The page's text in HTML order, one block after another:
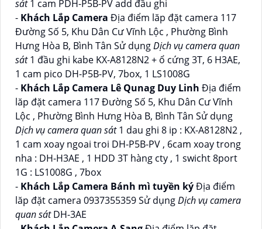
sát1 cam PDH-P5B-PV add đầu ghi
- Khách Lắp Camera Địa điểm lăp đặt camera 117
Đường Số 5, Khu Dân Cư Vĩnh Lộc , Phường Bình
Hưng Hòa B, Bình Tân Sử dụngDịch vụ camera quan
sát1 đầu ghi kabe KX-A8128N2 + ổ cứng 3T, 6 H3AE,
1 cam pico DH-P5B-PV, 7box, 1 LS1008G
- Khách Lắp Camera Lê Qunag Duy Linh Địa điểm
lăp đặt camera 117 Đường Số 5, Khu Dân Cư Vĩnh
Lộc , Phường Bình Hưng Hòa B, Bình Tân Sử dụng
Dịch vụ camera quan sát1 dau ghi 8 ip : KX-A8128N2 ,
1 cam xoay ngoai troi DH-P5B-PV , 6cam xoay trong
nha : DH-H3AE , 1 HDD 3T hàng cty , 1 swicht 8port
1G : LS1008G , 7box
- Khách Lắp Camera Bánh mì tuyền kýĐịa điểm
lăp đặt camera 0937355359 Sử dụngDịch vụ camera
quan sátDH-3AE